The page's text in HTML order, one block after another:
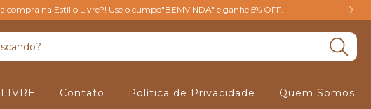
compra na Estillo Livre?! Use o cumpo"BEMVINDA" e ganhe 5% OFF.
Contato Política de Privacidade Quem Somos